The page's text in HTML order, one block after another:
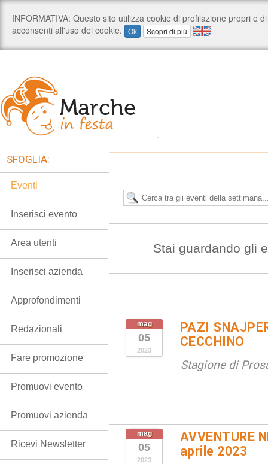
Stai guardando gli
mag
05
2023
PAZI
CECCHINO
Stagione di
mag
05
2023
AVVENTURE
aprile 2023
SFOGLIA:
Eventi
Inserisci evento
Area utenti
Inserisci azienda
Approfondimenti
Redazionali
Fare promozione
Promuovi evento
Promuovi azienda
Ricevi Newsletter